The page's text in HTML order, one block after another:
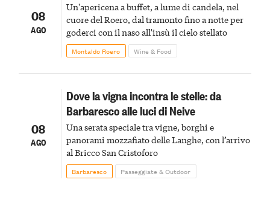
08
AGO
Un'apericena a buffet, a lume di candela, nel
cuore del Roero, dal tramonto fino a notte per
goderci con il naso all'insù il cielo stellato
Montaldo Roero Wine & Food
08
AGO
Dove la vigna incontra le stelle: da
Barbaresco alle luci di Neive
Una serata speciale tra vigne, borghi e
panorami mozzafiato delle Langhe, con l’arrivo
al Bricco San Cristoforo
Barbaresco Passeggiate & Outdoor